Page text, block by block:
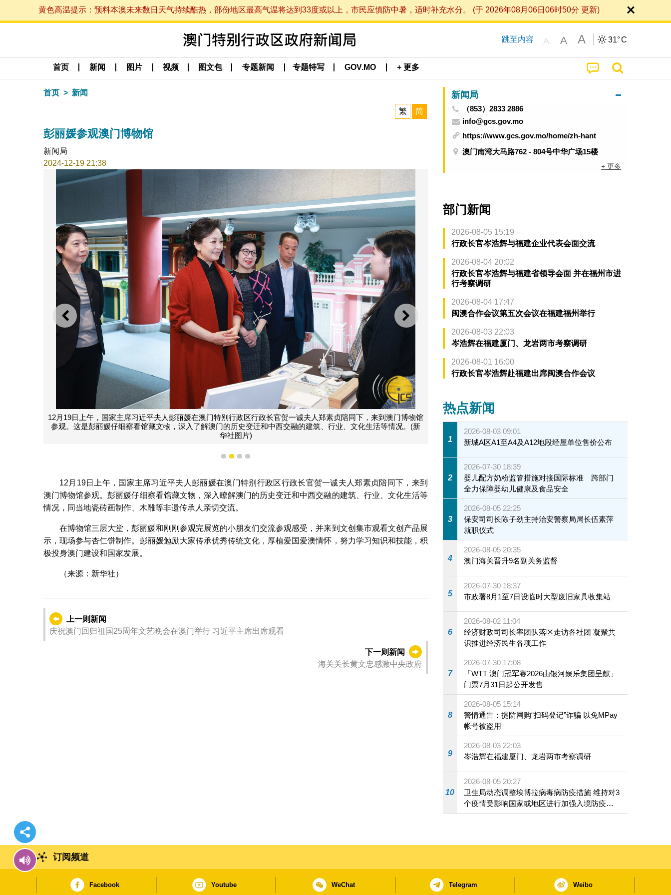
黄色高温提示：预料本澳未来数日天气持续酷热，部份地区最高气温将达到33度或以上，市民应慎防中暑，适时补充水分。 (于 2026年08月06日06时50分 更新)
跳至内容 A A A 31°C
首页 新闻 图片 视频 图文包 专题新闻 专题特写 GOV.MO + 更多
首页 新闻
繁 简
彭丽媛参观澳门博物馆
新闻局
2024-12-19 21:38
上一则 下一则
12月19日上午，国家主席习近平夫人彭丽媛在澳门特别行政区行政长官贺一诚夫人郑素贞陪同下，来到澳门博物馆
参观。这是彭丽媛仔细察看馆藏文物，深入了解澳门的历史变迁和中西交融的建筑、行业、文化生活等情况。(新
华社图片)
1 2 3 4
12月19日上午，国家主席习近平夫人彭丽媛在澳门特别行政区行政长官贺一诚夫人郑素贞陪同下，来到
澳门博物馆参观。彭丽媛仔细察看馆藏文物，深入瞭解澳门的历史变迁和中西交融的建筑、行业、文化生活等
情况，同当地瓷砖画制作、木雕等非遗传承人亲切交流。
在博物馆三层大堂，彭丽媛和刚刚参观完展览的小朋友们交流参观感受，并来到文创集市观看文创产品展
示，现场参与杏仁饼制作。彭丽媛勉励大家传承优秀传统文化，厚植爱国爱澳情怀，努力学习知识和技能，积
极投身澳门建设和国家发展。
（来源：新华社）
上一则新闻
庆祝澳门回归祖国25周年文艺晚会在澳门举行 习近平主席出席观看
下一则新闻
海关关长黄文忠感激中央政府
新闻局
（853）2833 2886
info@gcs.gov.mo
https://www.gcs.gov.mo/home/zh-hant
澳门南湾大马路762 - 804号中华广场15楼
+ 更多
部门新闻
2026-08-05 15:19
行政长官岑浩辉与福建企业代表会面交流
2026-08-04 20:02
行政长官岑浩辉与福建省领导会面 并在福州市进
行考察调研
2026-08-04 17:47
闽澳合作会议第五次会议在福建福州举行
2026-08-03 22:03
岑浩辉在福建厦门、龙岩两市考察调研
2026-08-01 16:00
行政长官岑浩辉赴福建出席闽澳合作会议
热点新闻
1
2026-08-03 09:01
新城A区A1至A4及A12地段经屋单位售价公布
2
2026-07-30 18:39
婴儿配方奶粉监管措施对接国际标准 跨部门
全力保障婴幼儿健康及食品安全
3
2026-08-05 22:25
保安司司长陈子劲主持治安警察局局长伍素萍
就职仪式
4
2026-08-05 20:35
澳门海关晋升9名副关务监督
5
2026-07-30 18:37
市政署8月1至7日设临时大型废旧家具收集站
6
2026-08-02 11:04
经济财政司司长率团队落区走访各社团 凝聚共
识推进经济民生各项工作
7
2026-07-30 17:08
「WTT 澳门冠军赛2026由银河娱乐集团呈献」
门票7月31日起公开发售
8
2026-08-05 15:14
警情通告：提防网购“扫码登记”诈骗 以免MPay
帐号被盗用
9
2026-08-03 22:03
岑浩辉在福建厦门、龙岩两市考察调研
10
2026-08-05 20:27
卫生局动态调整埃博拉病毒病防疫措施 维持对3
个疫情受影响国家或地区进行加强入境防疫措
施
订阅频道
Facebook Youtube WeChat Telegram Weibo